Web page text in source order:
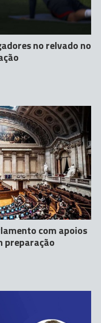
no relvado no
com apoios
preparação